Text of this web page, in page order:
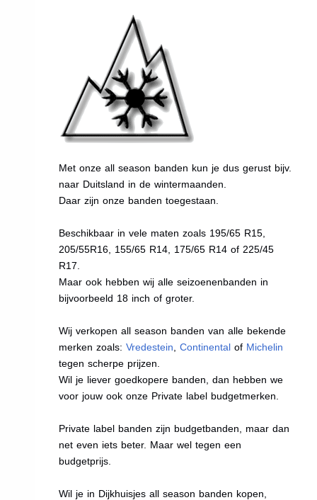
Met onze all season banden kun je dus gerust bijv.
naar Duitsland in de wintermaanden.
Daar zijn onze banden toegestaan.
Beschikbaar in vele maten zoals 195/65 R15,
205/55R16, 155/65 R14, 175/65 R14 of 225/45
R17.
Maar ook hebben wij alle seizoenenbanden in
bijvoorbeeld 18 inch of groter.
Wij verkopen all season banden van alle bekende
merken zoals:Vredestein ,Continental of Michelin
tegen scherpe prijzen.
Wil je liever goedkopere banden, dan hebben we
voor jouw ook onze Private label budgetmerken.
Private label banden zijn budgetbanden, maar dan
net even iets beter. Maar wel tegen een
budgetprijs.
Wil je in Dijkhuisjes all season banden kopen,